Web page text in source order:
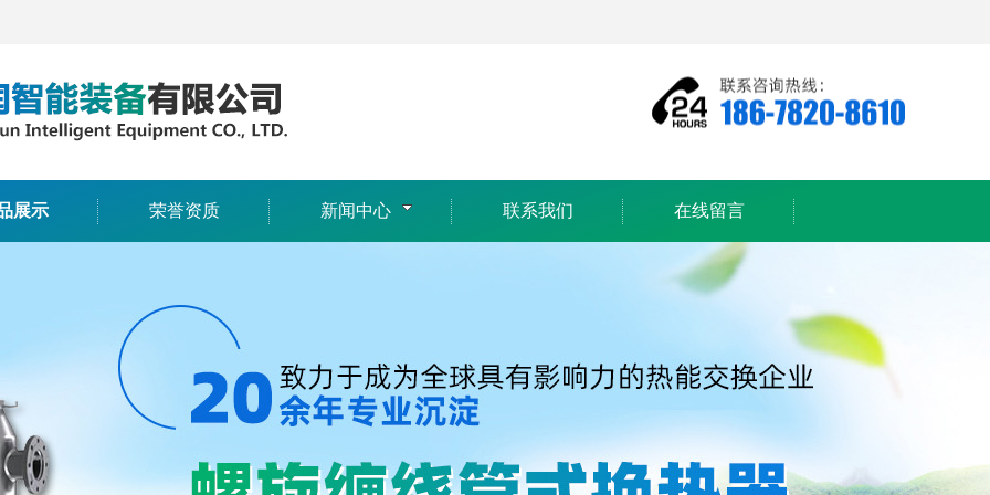
展示 荣誉资质 新闻中心 联系我们 在线留言